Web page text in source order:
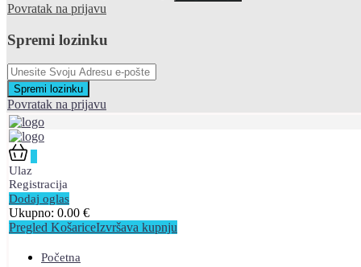
Povratak na prijavu
Spremi lozinku
Spremi lozinku
Povratak na prijavu
Ulaz
Registracija
Dodaj oglas
Ukupno: 0.00 €
Pregled KošariceIzvršava kupnju
Početna